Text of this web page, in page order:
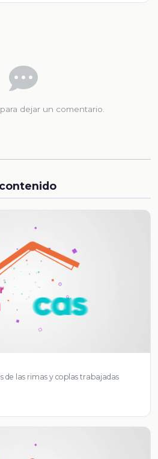
para dejar un comentario.
de las rimas y coplas trabajadas